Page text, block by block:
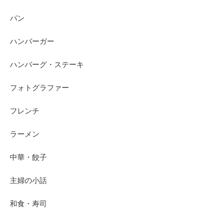
パン
ハンバーガー
ハンバーグ・ステーキ
フォトグラファー
フレンチ
ラーメン
中華・餃子
主婦の小話
和食・寿司